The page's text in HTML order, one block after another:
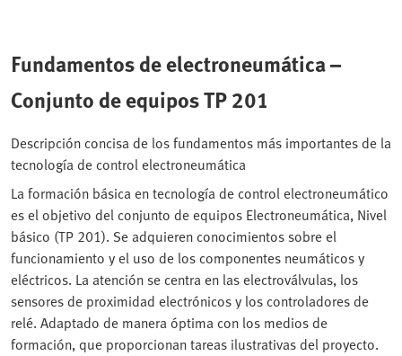
Fundamentos de electroneumática –
Conjunto de equipos TP 201
Descripción concisa de los fundamentos más importantes de la
tecnología de control electroneumática
La formación básica en tecnología de control electroneumático
es el objetivo del conjunto de equipos Electroneumática, Nivel
básico (TP 201). Se adquieren conocimientos sobre el
funcionamiento y el uso de los componentes neumáticos y
eléctricos. La atención se centra en las electroválvulas, los
sensores de proximidad electrónicos y los controladores de
relé. Adaptado de manera óptima con los medios de
formación, que proporcionan tareas ilustrativas del proyecto.